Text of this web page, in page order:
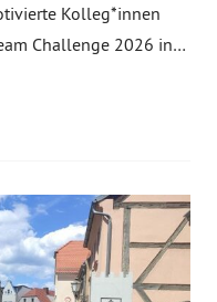
Kolleg*innen
Challenge 2026 in…